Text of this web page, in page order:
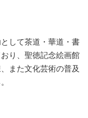
して茶道・華道・書
り、聖徳記念絵画館
また文化芸術の普及